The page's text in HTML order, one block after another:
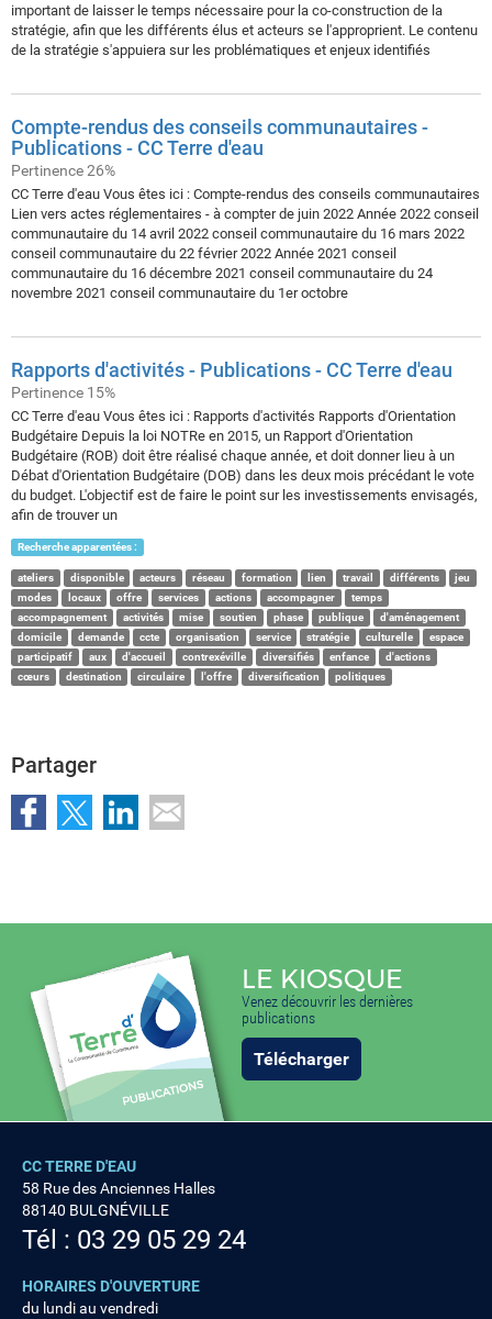
important de laisser le temps nécessaire pour la co-construction de la
stratégie, afin que les différents élus et acteurs se l'approprient. Le contenu
de la stratégie s'appuiera sur les problématiques et enjeux identifiés
Compte-rendus des conseils communautaires -
Publications - CC Terre d'eau
Pertinence 26%
CC Terre d'eau Vous êtes ici : Compte-rendus des conseils communautaires
Lien vers actes réglementaires - à compter de juin 2022 Année 2022 conseil
communautaire du 14 avril 2022 conseil communautaire du 16 mars 2022
conseil communautaire du 22 février 2022 Année 2021 conseil
communautaire du 16 décembre 2021 conseil communautaire du 24
novembre 2021 conseil communautaire du 1er octobre
Rapports d'activités - Publications - CC Terre d'eau
Pertinence 15%
CC Terre d'eau Vous êtes ici : Rapports d'activités Rapports d'Orientation
Budgétaire Depuis la loi NOTRe en 2015, un Rapport d'Orientation
Budgétaire (ROB) doit être réalisé chaque année, et doit donner lieu à un
Débat d'Orientation Budgétaire (DOB) dans les deux mois précédant le vote
du budget. L'objectif est de faire le point sur les investissements envisagés,
afin de trouver un
Recherche apparentées :
ateliers disponible acteurs réseau formation lien travail différents
jeu
modes
locaux offre services actions accompagner
temps
accompagnement
activités mise soutien phase publique
d'aménagement
domicile
demande ccte organisation service stratégie culturelle
espace
participatif
aux d'accueil contrexéville diversifiés enfance
d'actions
cœurs
destination circulaire l'offre diversification politiques
Partager
LE KIOSQUE
Venez découvrir les dernières
publications
Télécharger
CC TERRE D'EAU
58 Rue des Anciennes Halles
88140 BULGNÉVILLE
Tél : 03 29 05 29 24
HORAIRES D'OUVERTURE
du lundi au vendredi